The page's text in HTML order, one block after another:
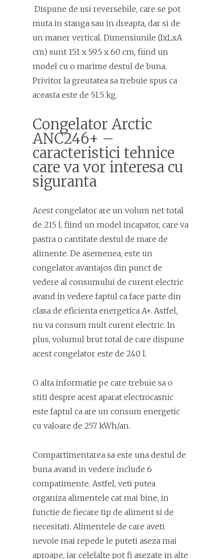
Dispune de usi reversebile, care se pot
muta in stanga sau in dreapta, dar si de
un maner vertical. Dimensiunile (IxLxA
cm) sunt 151 x 59.5 x 60 cm, fiind un
model cu o marime destul de buna.
Privitor la greutatea sa trebuie spus ca
aceasta este de 51.5 kg.
Congelator Arctic
ANC246+ –
caracteristici tehnice
care va vor interesa cu
siguranta
Acest congelator are un volum net total
de 215 l, fiind un model incapator, care va
pastra o cantitate destul de mare de
alimente. De asemenea, este un
congelator avantajos din punct de
vedere al consumului de curent electric
avand in vedere faptul ca face parte din
clasa de eficienta energetica A+. Astfel,
nu va consum mult curent electric. In
plus, volumul brut total de care dispune
acest congelator este de 240 l.
O alta informatie pe care trebuie sa o
stiti despre acest aparat electrocasnic
este faptul ca are un consum energetic
cu valoare de 257 kWh/an.
Compartimentarea sa este una destul de
buna avand in vedere include 6
compatimente. Astfel, veti putea
organiza alimentele cat mai bine, in
functie de fiecare tip de aliment si de
necesitati. Alimentele de care aveti
nevoie mai repede le puteti aseza mai
aproape, iar celelalte pot fi asezate in alte